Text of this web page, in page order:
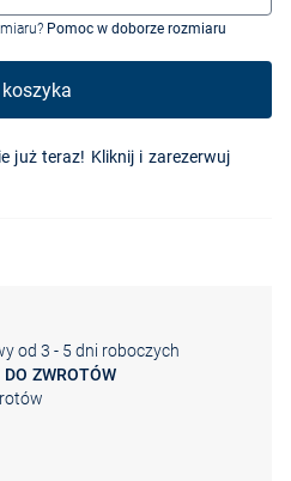
Pomoc w doborze rozmiaru
już teraz! Kliknij i zarezerwuj
od 3 - 5 dni roboczych
ZWROTÓW